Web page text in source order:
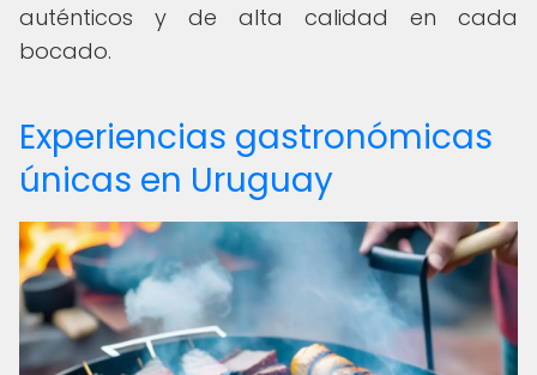
auténticos y de alta calidad en cada
bocado.
Experiencias gastronómicas
únicas en Uruguay